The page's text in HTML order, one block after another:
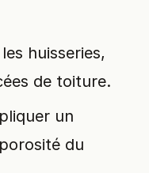
huisseries,
de toiture.
un
du